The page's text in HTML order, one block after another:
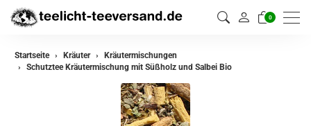
0
zurück
Startseite Kräuter
Kräutermischungen
Schutztee Kräutermischung mit Süßholz und Salbei Bio